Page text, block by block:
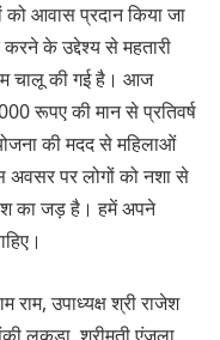
को आवास प्रदान किया जा
के उद्देश्य से महतारी
चालू की गई है। आज
रूपए की मान से प्रतिवर्ष
की मदद से महिलाओं
अवसर पर लोगों को नशा से
का जड़ है। हमें अपने
राम, उपाध्यक्ष श्री राजेश
लकड़ा, श्रीमती एंजला